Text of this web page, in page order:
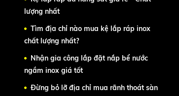
lượng nhất
Tìm địa chỉ nào mua kệ lắp ráp inox
chất lượng nhất?
Nhận gia công lắp đặt nắp bể nước
ngầm inox giá tốt
Đừng bỏ lỡ địa chỉ mua rãnh thoát sàn